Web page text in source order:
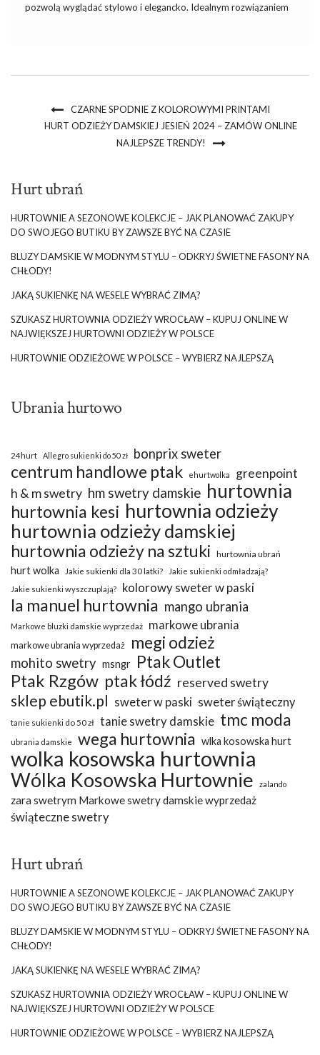
pozwolą wyglądać stylowo i elegancko. Idealnym rozwiązaniem
CZARNE SPODNIE Z KOLOROWYMI PRINTAMI
HURT ODZIEŻY DAMSKIEJ JESIEŃ 2024 – ZAMÓW ONLINE
NAJLEPSZE TRENDY!
Hurt ubrań
HURTOWNIE A SEZONOWE KOLEKCJE – JAK PLANOWAĆ ZAKUPY
DO SWOJEGO BUTIKU BY ZAWSZE BYĆ NA CZASIE
BLUZY DAMSKIE W MODNYM STYLU – ODKRYJ ŚWIETNE FASONY NA
CHŁODY!
JAKĄ SUKIENKĘ NA WESELE WYBRAĆ ZIMĄ?
SZUKASZ HURTOWNIA ODZIEŻY WROCŁAW – KUPUJ ONLINE W
NAJWIĘKSZEJ HURTOWNI ODZIEŻY W POLSCE
HURTOWNIE ODZIEŻOWE W POLSCE – WYBIERZ NAJLEPSZĄ
Ubrania hurtowo
24hurt Allegro sukienki do 50 zł bonprix sweter
centrum handlowe ptak ehurtwolka
greenpoint
h & m swetry hm swetry damskie hurtownia
hurtownia kesi hurtownia odzieży
hurtownia odzieży damskiej
hurtownia odzieży na sztuki hurtownia ubrań
hurt wolka Jakie sukienki dla 30 latki?
Jakie sukienki odmładzają?
Jakie sukienki wyszczuplają?
kolorowy sweter w paski
la manuel hurtownia mango ubrania
Markowe bluzki damskie wyprzedaż markowe ubrania
markowe ubrania wyprzedaż megi odzież
mohito swetry msngr Ptak Outlet
Ptak Rzgów ptak łódź reserved swetry
sklep ebutik.pl sweter w paski sweter świąteczny
tanie sukienki do 50 zł tanie swetry damskie tmc moda
ubrania damskie wega hurtownia wlka kosowska hurt
wolka kosowska hurtownia
Wólka Kosowska Hurtownie zalando
zara swetrym Markowe swetry damskie wyprzedaż
świąteczne swetry
Hurt ubrań
HURTOWNIE A SEZONOWE KOLEKCJE – JAK PLANOWAĆ ZAKUPY
DO SWOJEGO BUTIKU BY ZAWSZE BYĆ NA CZASIE
BLUZY DAMSKIE W MODNYM STYLU – ODKRYJ ŚWIETNE FASONY NA
CHŁODY!
JAKĄ SUKIENKĘ NA WESELE WYBRAĆ ZIMĄ?
SZUKASZ HURTOWNIA ODZIEŻY WROCŁAW – KUPUJ ONLINE W
NAJWIĘKSZEJ HURTOWNI ODZIEŻY W POLSCE
HURTOWNIE ODZIEŻOWE W POLSCE – WYBIERZ NAJLEPSZĄ